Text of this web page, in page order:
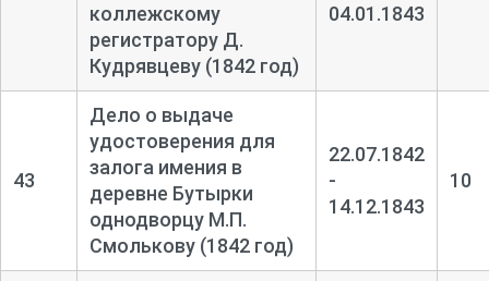
коллежскому
регистратору Д.
Кудрявцеву (1842 год)
04.01.1843
43
Дело о выдаче
удостоверения для
залога имения в
деревне Бутырки
однодворцу М.П.
Смолькову (1842 год)
22.07.1842
-
14.12.1843
10